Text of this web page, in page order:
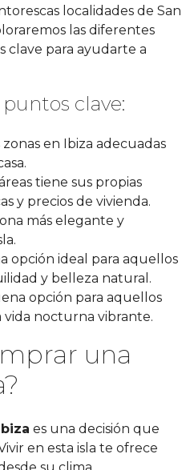
localidades de San
las diferentes
clave para ayudarte a
clave:
en Ibiza adecuadas
tiene sus propias
y precios de vivienda.
más elegante y
opción ideal para aquellos
y belleza natural.
opción para aquellos
vida nocturna vibrante.
una
es una decisión que
en esta isla te ofrece